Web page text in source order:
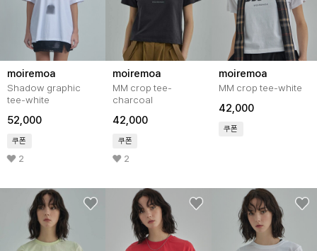
moiremoa
Shadow graphic
tee-white
52,000
쿠폰
2
moiremoa
MM crop tee-
charcoal
42,000
쿠폰
2
moiremoa
MM crop tee-white
42,000
쿠폰